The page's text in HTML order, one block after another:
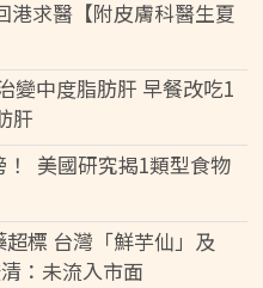
港求醫【附皮膚科醫生夏
變中度脂肪肝 早餐改吃1
肝
美國研究揭1類型食物
標 台灣「鮮芋仙」及
：未流入市面